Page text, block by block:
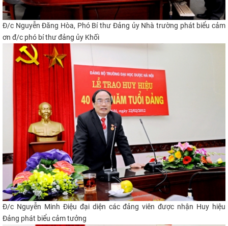
Đ/c Nguyễn Đăng Hòa, Phó Bí thư Đảng ủy Nhà trường phát biểu cảm
ơn đ/c phó bí thư đảng ủy Khối
Đ/c Nguyễn Minh Điệu đại diện các đảng viên được nhận Huy hiệu
Đảng phát biểu cảm tưởng